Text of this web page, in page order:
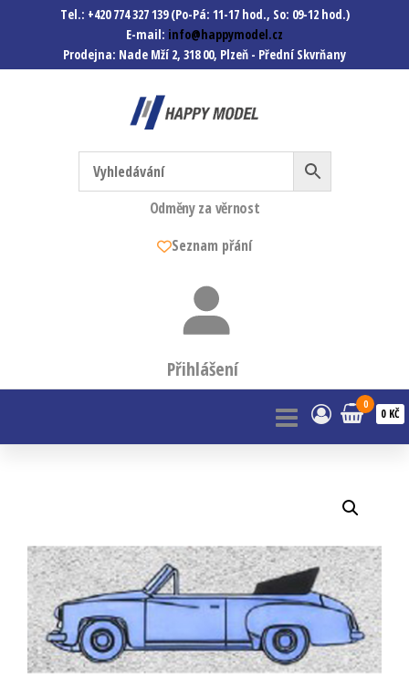
Tel.: +420 774 327 139 (Po-Pá: 11-17 hod., So: 09-12 hod.)
E-mail: info@happymodel.cz
Prodejna: Nade Mží 2, 318 00, Plzeň - Přední Skvrňany
Happymodel.cz
Modely autíček, modelová
železnice, mašinky, vagóny a
mnohem víc.
Odměny za věrnost
Seznam přání
Přihlášení
0
0 KČ